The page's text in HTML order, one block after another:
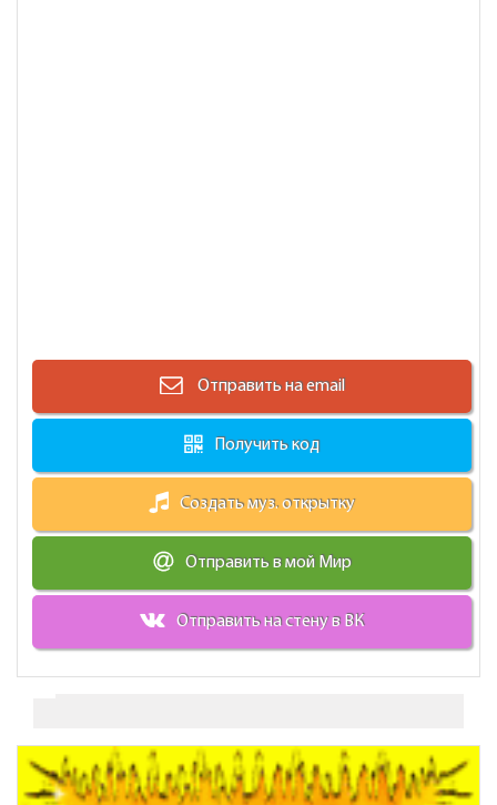
Отправить на email
Получить код
Создать муз. открытку
Отправить в мой Мир
Отправить на стену в ВК